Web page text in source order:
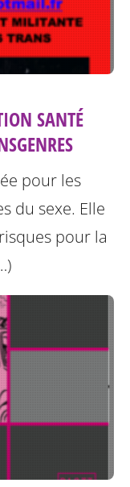
SANTÉ
pour les
du sexe. Elle
pour la